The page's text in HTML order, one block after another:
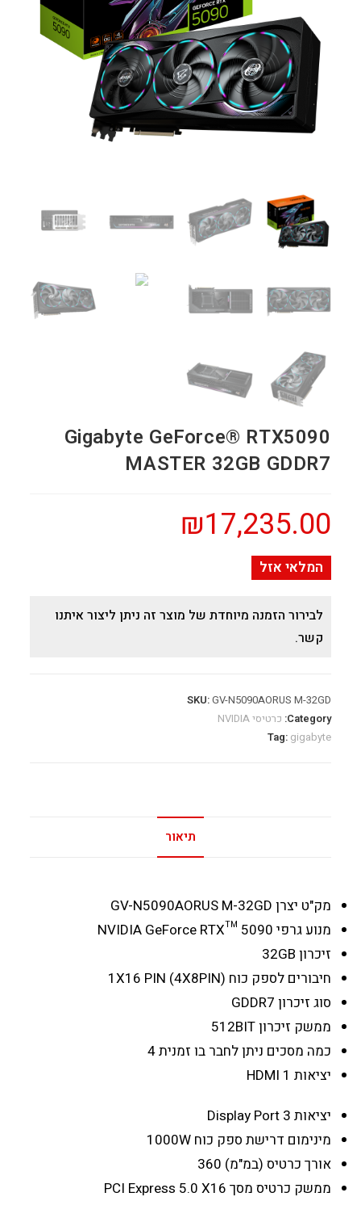
Gigabyte GeForce® RTX5090
MASTER 32GB GDDR7
₪17,235.00
המלאי אזל
לבירור הזמנה מיוחדת של מוצר זה ניתן ליצור איתנו
קשר.
SKU:GV-N5090AORUS M-32GD
Category: כרטיסי NVIDIA
Tag: gigabyte
תיאור
מק"ט יצרן GV-N5090AORUS M-32GD
מנוע גרפי NVIDIA GeForce RTX™ 5090
זיכרון 32GB
חיבורים לספק כוח 1X16 PIN (4X8PIN)
סוג זיכרון GDDR7
ממשק זיכרון512BIT
כמה מסכים ניתן לחבר בו זמנית4
יציאות HDMI 1
יציאות Display Port 3
מינימום דרישת ספק כוח1000W
אורך כרטיס (במ"מ) 360
ממשק כרטיס מסך PCI Express 5.0 X16